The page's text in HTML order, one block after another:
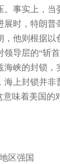
。事实上，当
展时，特朗普
，他则根据以
导层的“斩
海峡的封锁，
海上封锁并非
意味着美国的
区强国